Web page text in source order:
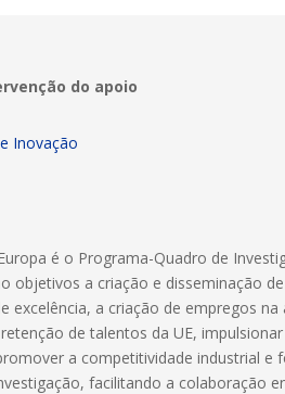
do apoio
Inovação
é o Programa-Quadro de
objetivos a criação e disseminação
excelência, a criação de empregos na
de talentos da UE,
a competitividade industrial e
facilitando a colaboração